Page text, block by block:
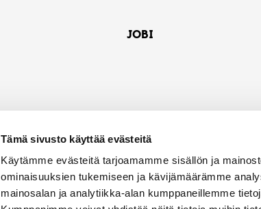
Tämä sivusto käyttää evästeitä
Käytämme evästeitä tarjoamamme sisällön ja
ominaisuuksien tukemiseen ja kävijämäärämme
mainosalan ja analytiikka-alan kumppaneillemme
JOBI